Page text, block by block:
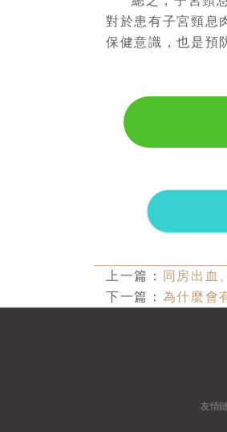
對於患有子宮頸息
保健意識，也是預
上一篇：
同房出血
下一篇： 為什麼會
友情